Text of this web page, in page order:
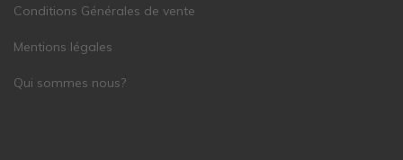
Conditions Générales de vente
Mentions légales
Qui sommes nous?